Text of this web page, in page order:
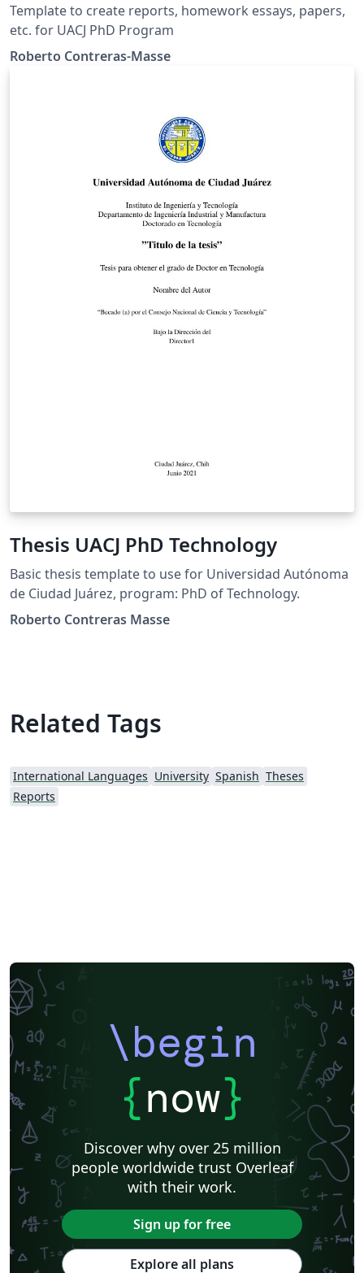
Template to create reports, homework essays, papers,
etc. for UACJ PhD Program
Roberto Contreras-Masse
Thesis UACJ PhD Technology
Basic thesis template to use for Universidad Autónoma
de Ciudad Juárez, program: PhD of Technology.
Roberto Contreras Masse
Related Tags
International Languages University Spanish Theses
Reports
\begin
{now}
Discover why over 25 million
people worldwide trust Overleaf
with their work.
Sign up for free
Explore all plans